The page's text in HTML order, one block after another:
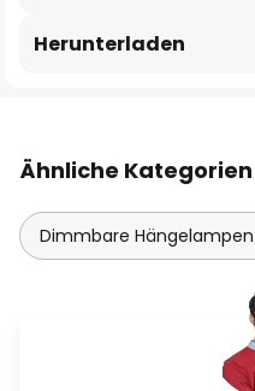
Herunterladen
Ähnliche Kategorien
Dimmbare